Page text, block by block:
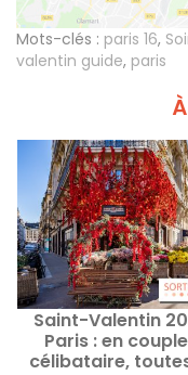
Mots-clés : paris 16,
valentin guide, paris
Saint-Valentin
Paris : en
célibataire,